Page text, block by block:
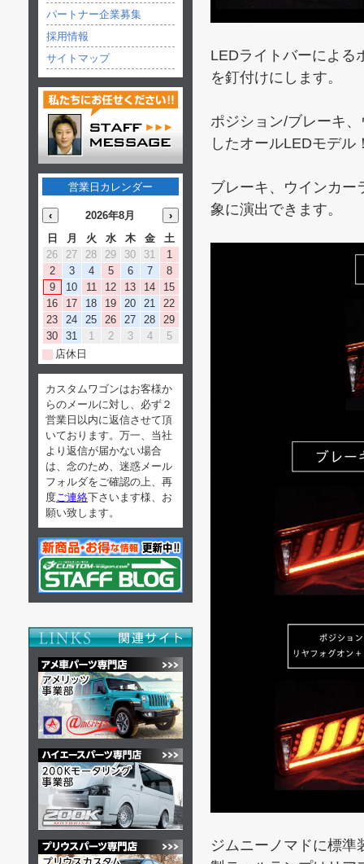
パートナー企業募集
採用情報
サイトマップ
営業日カレンダー
‹ 2026年8月
›
日
月 火 水 木 金
土
26
27 28 29 30 31
1
2
3 4 5 6 7
8
9
10 11 12 13 14
15
16
17 18 19 20 21
22
23
24 25 26 27 28
29
30
31 1 2 3 4
5
店休日
カスタムワゴンはお客様か
らのメールに対し、必ず２
営業日以内に返信させて頂
いております。万一、当社
より返信が届かない場合
は、念のため、迷惑メール
フォルダをご確認の上、再
度 ご連絡下さいます様、お
願い致します。
LEDライトバーによる
を釘付けにします。
ポジション/ブレーキ
したオールLEDモデル
ブレーキ、ウインカー
象に演出できます。
ジムニーノマドに標準